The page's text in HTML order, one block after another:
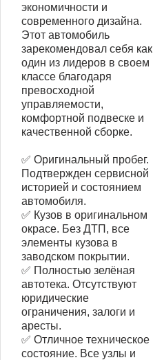
экономичности и
современного дизайна.
Этот автомобиль
зарекомендовал себя как
один из лидеров в своем
классе благодаря
превосходной
управляемости,
комфортной подвеске и
качественной сборке.
✅ Оригинальный пробег.
Подтвержден сервисной
историей и состоянием
автомобиля.
✅ Кузов в оригинальном
окрасе. Без ДТП, все
элементы кузова в
заводском покрытии.
✅ Полностью зелёная
автотека. Отсутствуют
юридические
ограничения, залоги и
аресты.
✅ Отличное техническое
состояние. Все узлы и